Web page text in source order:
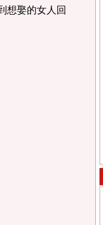
想娶的女人回